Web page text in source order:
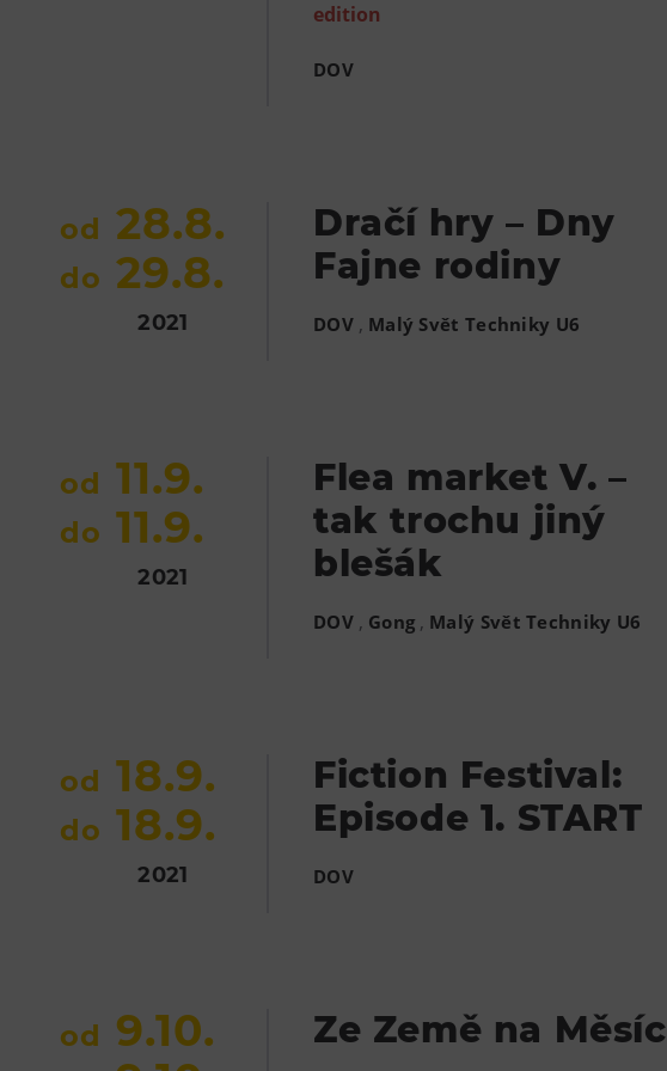
edition
DOV
od 28.8.
do 29.8.
2021
Dračí hry – Dny
Fajne rodiny
DOV , Malý Svět Techniky U6
od 11.9.
do 11.9.
2021
Flea market V. –
tak trochu jiný
blešák
DOV , Gong , Malý Svět Techniky U6
od 18.9.
do 18.9.
2021
Fiction Festival:
Episode 1. START
DOV
od 9.10. Ze Země na Měsíc